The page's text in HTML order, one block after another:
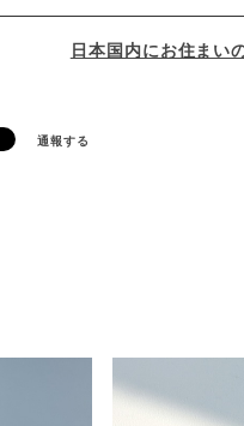
日本国内にお住まい
通報する